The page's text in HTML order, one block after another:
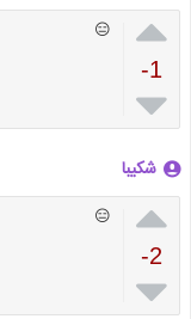

-1

😑
شکیبا

-2

😑